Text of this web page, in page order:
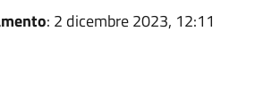
: 2 dicembre 2023, 12:11